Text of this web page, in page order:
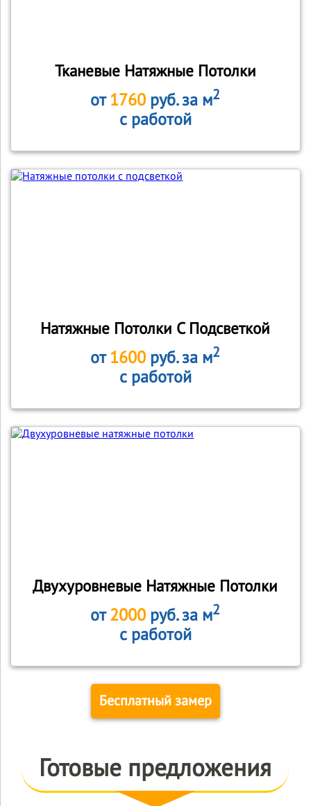
Тканевые Натяжные Потолки
от1760 руб. за м2
с работой
Натяжные Потолки С Подсветкой
от1600 руб. за м2
с работой
Двухуровневые Натяжные Потолки
от2000 руб. за м2
с работой
Бесплатный замер
Готовые предложения